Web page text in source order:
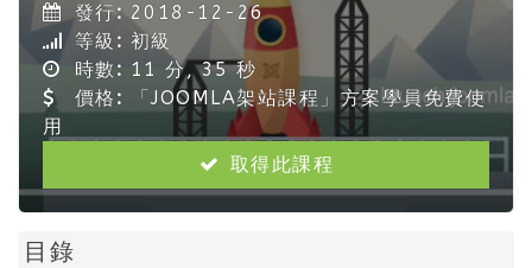
發行: 2018-12-26
等級: 初級
時數: 11 分, 35 秒
價格: 「JOOMLA架站課程」方案學員免費使
用
取得此課程
目錄